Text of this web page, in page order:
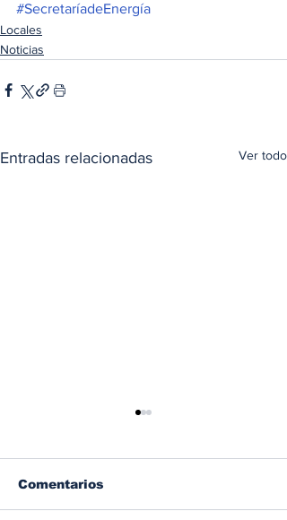
#SecretaríadeEnergía
Locales
Noticias
Entradas relacionadas Ver todo
Comentarios